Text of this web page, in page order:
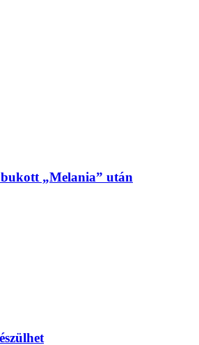
„Melania” után